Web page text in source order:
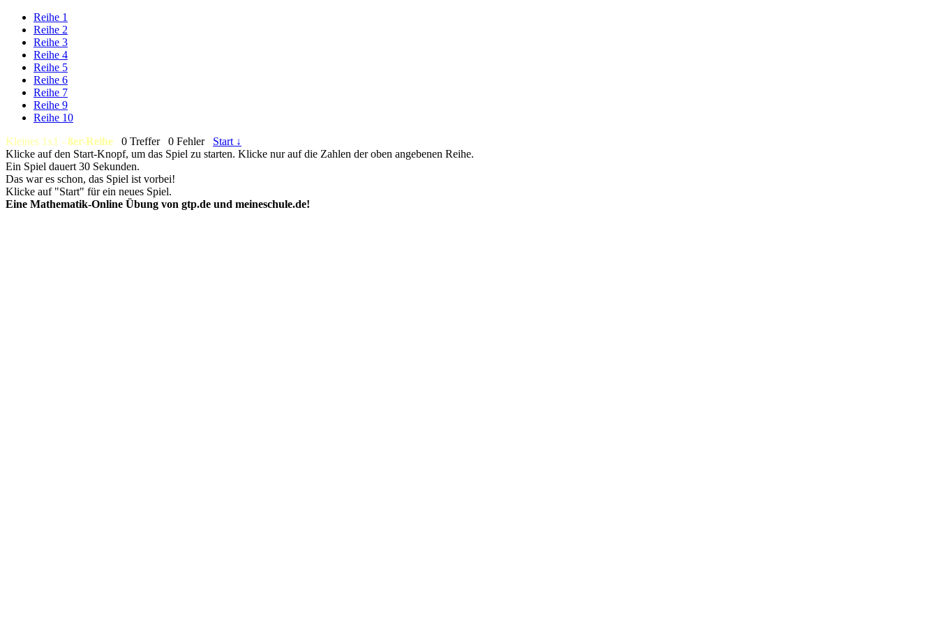
Reihe 1
Reihe 2
Reihe 3
Reihe 4
Reihe 5
Reihe 6
Reihe 7
Reihe 9
Reihe 10
Kleines 1x1 - 8er-Reihe 0 Treffer 0 Fehler
Start ↓
Klicke auf den Start-Knopf, um das Spiel zu starten. Klicke nur auf die Zahlen der oben angebenen Reihe.
Ein Spiel dauert 30 Sekunden.
Das war es schon, das Spiel ist vorbei!
Klicke auf "Start" für ein neues Spiel.
Eine Mathematik-Online Übung von gtp.de und meineschule.de!